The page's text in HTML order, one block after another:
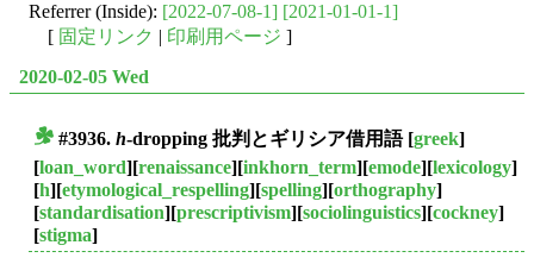
Referrer (Inside): [2022-07-08-1] [2021-01-01-1]
[ 固定リンク | 印刷用ページ ]
2020-02-05 Wed
#3936. h-dropping 批判とギリシア借用語[greek]
[loan_word][renaissance][inkhorn_term][emode][lexicology]
[h][etymological_respelling][spelling][orthography]
[standardisation][prescriptivism][sociolinguistics][cockney]
[stigma]